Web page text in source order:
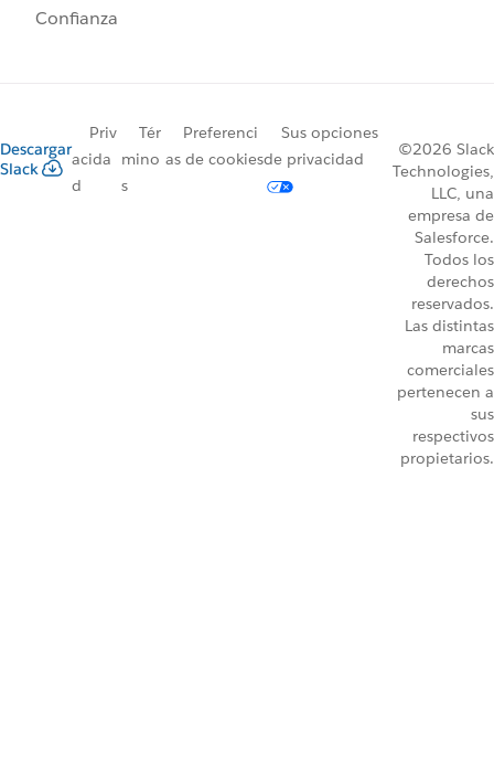
Confianza
Descargar
Slack
Priv
acida
d
Tér
mino
s
Preferenci
as de cookies
Sus opciones
de privacidad
©2026 Slack
Technologies,
LLC, una
empresa de
Salesforce.
Todos los
derechos
reservados.
Las distintas
marcas
comerciales
pertenecen a
sus
respectivos
propietarios.